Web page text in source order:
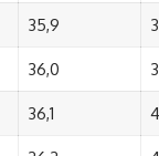
35,9
36,0
36,1